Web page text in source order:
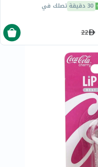
30 دقيقة تصلك في
22